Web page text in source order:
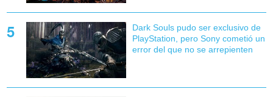
Dark Souls pudo ser exclusivo de
PlayStation, pero Sony cometió un
error del que no se arrepienten